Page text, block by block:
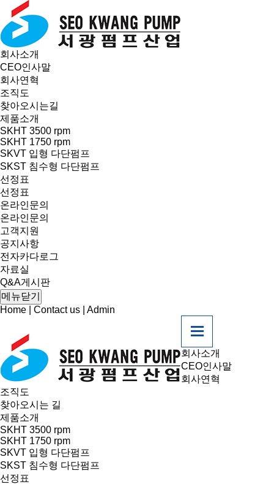
회사소개
CEO인사말
회사연혁
조직도
찾아오시는길
제품소개
SKHT 3500 rpm
SKHT 1750 rpm
SKVT 입형 다단펌프
SKST 침수형 다단펌프
선정표
선정표
온라인문의
온라인문의
고객지원
공지사항
전자카다로그
자료실
Q&A게시판
메뉴닫기
Home
Contact us Admin
회사소개
CEO인사말
회사연혁
조직도
찾아오시는 길
제품소개
SKHT 3500 rpm
SKHT 1750 rpm
SKVT 입형 다단펌프
SKST 침수형 다단펌프
선정표